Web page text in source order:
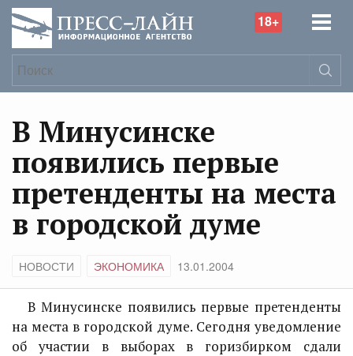
18+
В Минусинске
появились первые
претенденты на места
в городской думе
НОВОСТИ ЭКОНОМИКА 13.01.2004
В Минусинске появились первые претенденты
на места в городской думе. Сегодня уведомление
об участии в выборах в горизбирком сдали